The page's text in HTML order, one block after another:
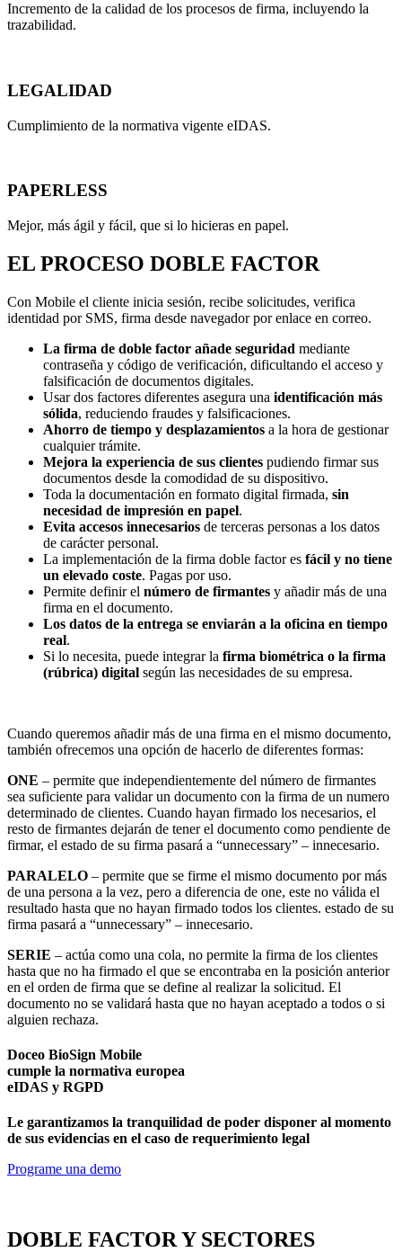
Incremento de la calidad de los procesos de firma, incluyendo la
trazabilidad.
LEGALIDAD
Cumplimiento de la normativa vigente eIDAS.
PAPERLESS
Mejor, más ágil y fácil, que si lo hicieras en papel.
EL PROCESO DOBLE FACTOR
Con Mobile el cliente inicia sesión, recibe solicitudes, verifica
identidad por SMS, firma desde navegador por enlace en correo.
La firma de doble factor añade seguridad mediante
contraseña y código de verificación, dificultando el acceso y
falsificación de documentos digitales.
Usar dos factores diferentes asegura una identificación más
sólida, reduciendo fraudes y falsificaciones.
Ahorro de tiempo y desplazamientos a la hora de gestionar
cualquier trámite.
Mejora la experiencia de sus clientes pudiendo firmar sus
documentos desde la comodidad de su dispositivo.
Toda la documentación en formato digital firmada, sin
necesidad de impresión en papel.
Evita accesos innecesarios de terceras personas a los datos
de carácter personal.
La implementación de la firma doble factor es fácil y no tiene
un elevado coste. Pagas por uso.
Permite definir el número de firmantes y añadir más de una
firma en el documento.
Los datos de la entrega se enviarán a la oficina en tiempo
real.
Si lo necesita, puede integrar la firma biométrica o la firma
(rúbrica) digital según las necesidades de su empresa.
Cuando queremos añadir más de una firma en el mismo documento,
también ofrecemos una opción de hacerlo de diferentes formas:
ONE – permite que independientemente del número de firmantes
sea suficiente para validar un documento con la firma de un numero
determinado de clientes. Cuando hayan firmado los necesarios, el
resto de firmantes dejarán de tener el documento como pendiente de
firmar, el estado de su firma pasará a “unnecessary” – innecesario.
PARALELO – permite que se firme el mismo documento por más
de una persona a la vez, pero a diferencia de one, este no válida el
resultado hasta que no hayan firmado todos los clientes. estado de su
firma pasará a “unnecessary” – innecesario.
SERIE – actúa como una cola, no permite la firma de los clientes
hasta que no ha firmado el que se encontraba en la posición anterior
en el orden de firma que se define al realizar la solicitud. El
documento no se validará hasta que no hayan aceptado a todos o si
alguien rechaza.
Doceo BioSign Mobile
cumple la normativa europea
eIDAS y RGPD
Le garantizamos la tranquilidad de poder disponer al momento
de sus evidencias en el caso de requerimiento legal
Programe una demo
DOBLE FACTOR Y SECTORES